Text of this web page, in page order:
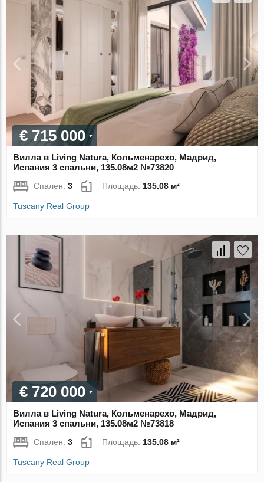
€ 715 000
Вилла в Living Natura, Кольменарехо, Мадрид,
Испания 3 спальни, 135.08м2 №73820
Спален:3 Площадь:135.08 м²
Tuscany Real Group
€ 720 000
Вилла в Living Natura, Кольменарехо, Мадрид,
Испания 3 спальни, 135.08м2 №73818
Спален:3 Площадь: 135.08 м²
Tuscany Real Group